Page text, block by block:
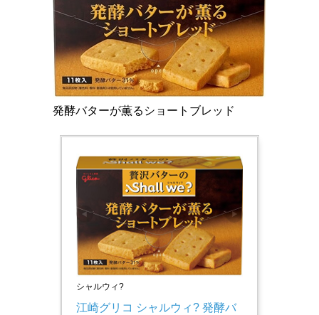
発酵バターが薫るショートブレッド
シャルウィ?
江崎グリコ シャルウィ? 発酵バ